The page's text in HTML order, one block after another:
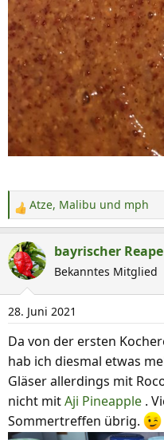
R
e
a
k
t
i
o
n
n
:
Atze, Malibu und mph
bayrischer
Bekanntes Mitglied
28. Juni 2021
Da von der ersten
hab ich diesmal etwas
Gläser allerdings mit
nicht mitAji Pineapple .
Sommertreffen übrig.